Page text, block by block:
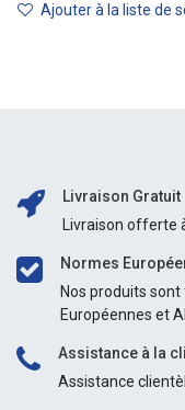
Ajouter à la liste de
Livraison Gratuit
Livraison offerte
Normes
Nos produits
Européennes et
Assistance à la
Assistance